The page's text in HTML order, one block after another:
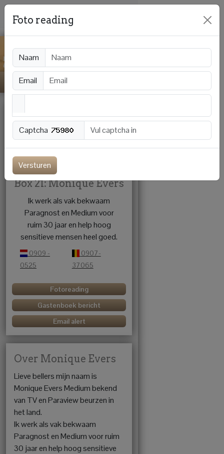
Box 21: Monique Evers
Ik werk als vak bekwaam
Paragnost en Medium voor
ruim 30 jaar en help hoog
sensitieve mensen heel goed.
0909 -
0525
0907-
37065
Fotoreading
Gastenboek bericht
Email alert
Over Monique Evers
Lieve bellers mijn naam is
Monique Evers Medium bekend
van TV en Paraview beurzen in
het land.
Ik werk als vak bekwaam
Paragnost en Medium voor ruim
30 jaar en help hoog sensitieve
Foto reading
Naam
Email
Captcha
Versturen